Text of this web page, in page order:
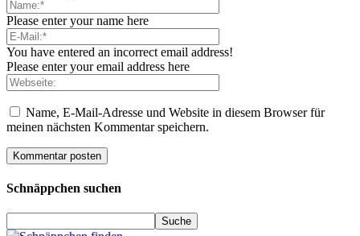
Please enter your name here
You have entered an incorrect email address!
Please enter your email address here
Name, E-Mail-Adresse und Website in diesem Browser für
meinen nächsten Kommentar speichern.
Schnäppchen suchen